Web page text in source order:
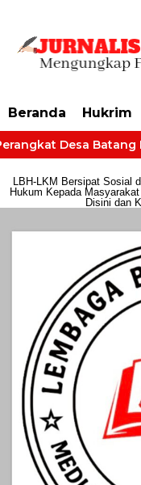
Beranda Hukrim
Desa Batang
LBH-LKM Bersipat Sosial
Hukum Kepada
Disini dan